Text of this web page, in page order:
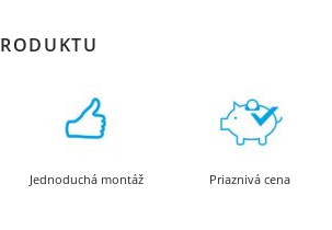
Jednoduchá montáž Priaznivá cena